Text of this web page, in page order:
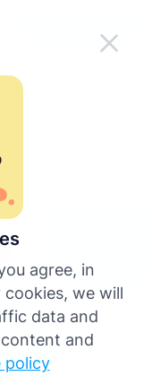
agree, in
we will
data and
and
policy